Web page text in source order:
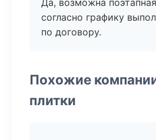
Да, возможна
согласно графику
по договору.
Похожие
плитки